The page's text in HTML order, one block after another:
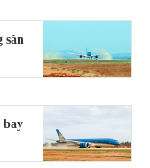
sân
bay